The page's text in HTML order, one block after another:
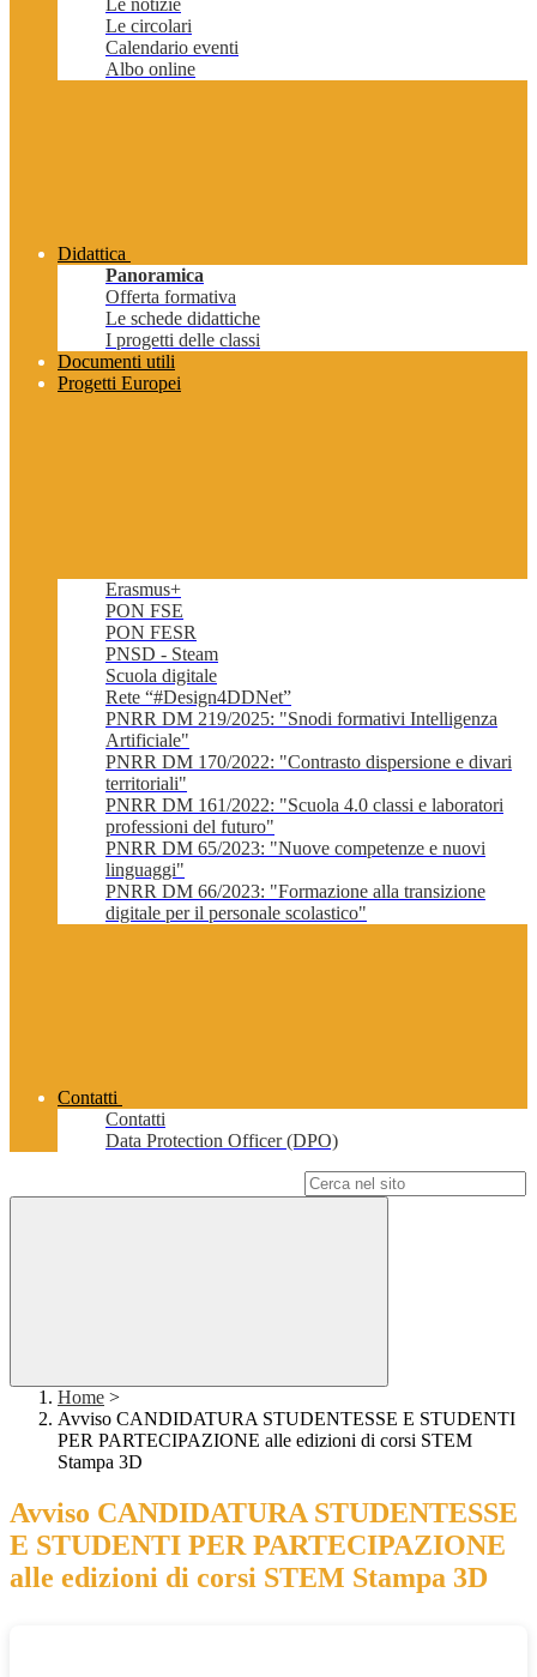
Le notizie
Le circolari
Calendario eventi
Albo online
Didattica
Panoramica
Offerta formativa
Le schede didattiche
I progetti delle classi
Documenti utili
Progetti Europei
Erasmus+
PON FSE
PON FESR
PNSD - Steam
Scuola digitale
Rete “#Design4DDNet”
PNRR DM 219/2025: "Snodi formativi Intelligenza
Artificiale"
PNRR DM 170/2022: "Contrasto dispersione e divari
territoriali"
PNRR DM 161/2022: "Scuola 4.0 classi e laboratori
professioni del futuro"
PNRR DM 65/2023: "Nuove competenze e nuovi
linguaggi"
PNRR DM 66/2023: "Formazione alla transizione
digitale per il personale scolastico"
Contatti
Contatti
Data Protection Officer (DPO)
Home >
Avviso CANDIDATURA STUDENTESSE E STUDENTI
PER PARTECIPAZIONE alle edizioni di corsi STEM
Stampa 3D
Avviso CANDIDATURA STUDENTESSE
E STUDENTI PER PARTECIPAZIONE
alle edizioni di corsi STEM Stampa 3D